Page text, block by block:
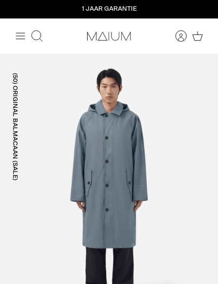
content
1 JAAR GARANTIE
Zoeken
(50) ORIGINAL BALMACAAN (SALE)